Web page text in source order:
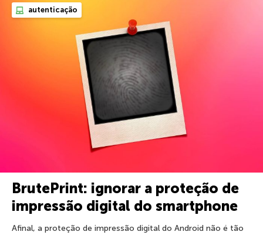
autenticação
BrutePrint: ignorar a proteção de
impressão digital do smartphone
Afinal, a proteção de impressão digital do Android não é tão